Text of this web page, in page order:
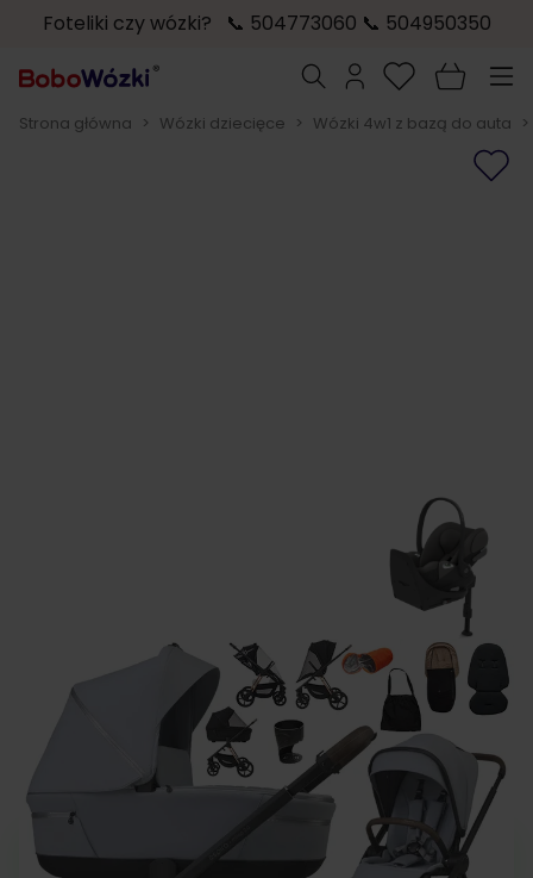
Foteliki czy wózki? 📞 504773060 📞 504950350
Szukaj
Strona główna > Wózki dziecięce > Wózki 4w1 z bazą do auta >
Espiro MILOO 2.0 wózek 4w1 + fotelik
Cybex CLOUD T i-Size + baza
Zamów do 13:00, a wyślemy jeszcze dziś.